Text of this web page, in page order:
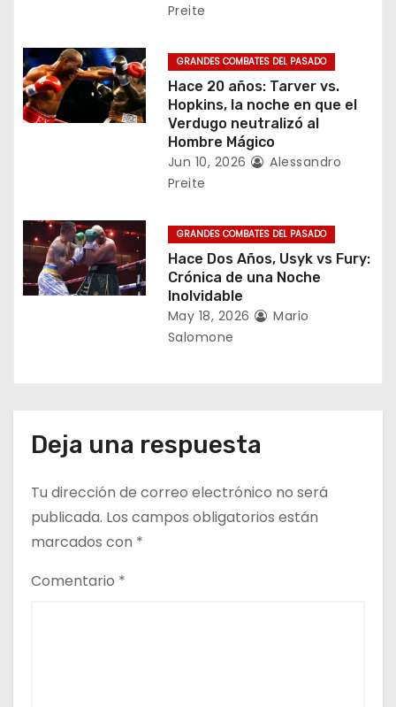
n
t
r
a
s
Preite
GRANDES COMBATES DEL PASADO
Hace 20 años: Tarver vs.
Hopkins, la noche en que el
Verdugo neutralizó al
Hombre Mágico
Jun 10, 2026
Alessandro
Preite
GRANDES COMBATES DEL PASADO
Hace Dos Años, Usyk vs Fury:
Crónica de una Noche
Inolvidable
May 18, 2026
Mario
Salomone
Deja una respuesta
Tu dirección de correo electrónico no será
publicada. Los campos obligatorios están
marcados con *
Comentario *